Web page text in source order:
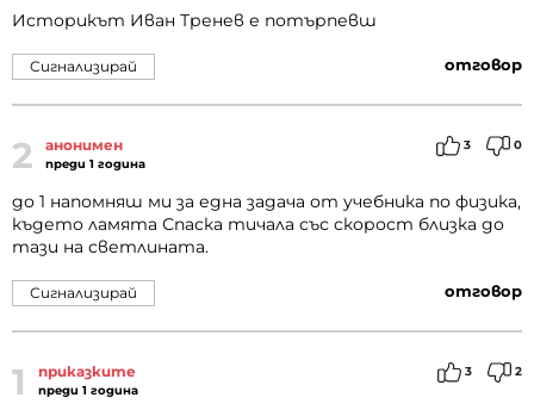
Историкът Иван Тренев е потърпевш
отговор
Сигнализирай
2 анонимен
преди 1 година
3 0
до 1 напомняш ми за една задача от учебника по физика,
където ламята Спаска тичала със скорост близка до
тази на светлината.
отговор
Сигнализирай
1 приказките
преди 1 година
3 2